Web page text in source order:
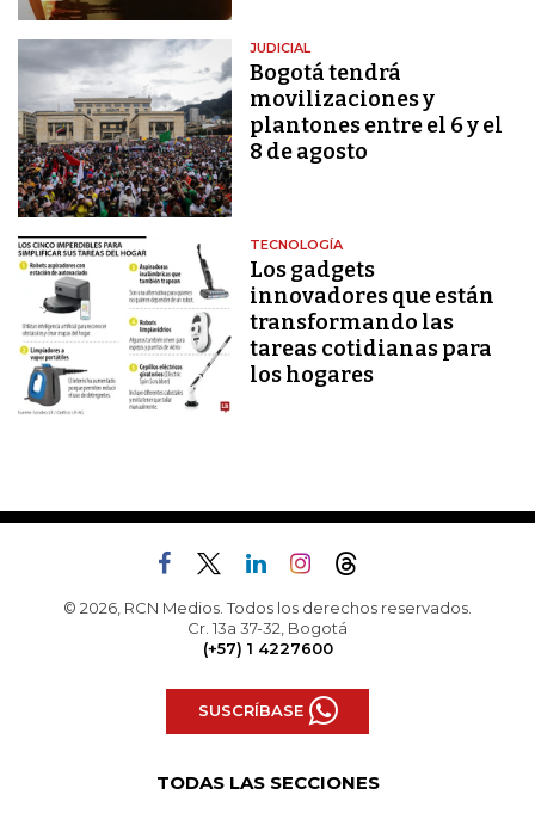
JUDICIAL
Bogotá tendrá
movilizaciones y
plantones entre el 6 y el
8 de agosto
TECNOLOGÍA
Los gadgets
innovadores que están
transformando las
tareas cotidianas para
los hogares
© 2026, RCN Medios. Todos los derechos reservados.
Cr. 13a 37-32, Bogotá
(+57) 1 4227600
SUSCRÍBASE
TODAS LAS SECCIONES